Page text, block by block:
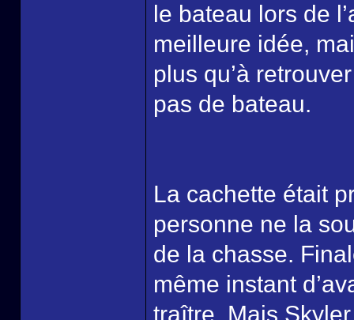
le bateau lors de
meilleure idée,
plus qu’à
pas de bateau.
La cachette était
personne ne la
de la chasse.
même instant
traître. Mais